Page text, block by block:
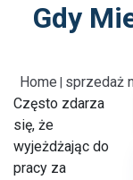
Gdy
Home sprzedaż
Często zdarza
się, że
wyjeżdżając do
pracy za